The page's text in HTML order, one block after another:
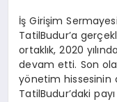
İş Girişim
TatilBudur’a
ortaklık, 2020
devam etti. Son
yönetim hissesinin
TatilBudur’daki